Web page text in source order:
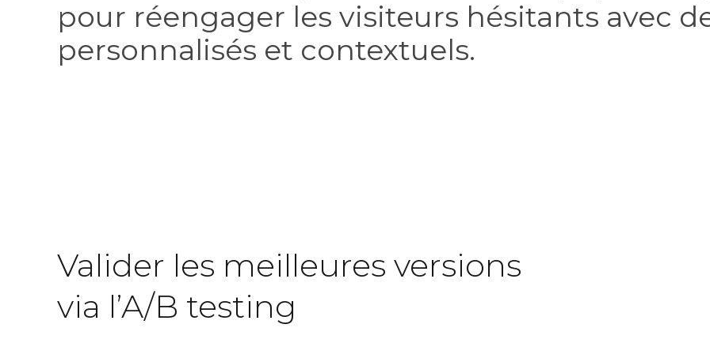
pour réengager les visiteurs hésitants avec
personnalisés et contextuels.
Valider les meilleures versions
via l’A/B testing